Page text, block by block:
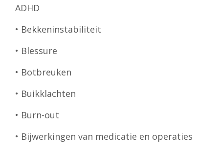
ADHD
• Bekkeninstabiliteit
• Blessure
• Botbreuken
• Buikklachten
• Burn-out
• Bijwerkingen van medicatie en operaties